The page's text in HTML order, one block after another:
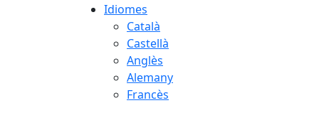
Idiomes
Català
Castellà
Anglès
Alemany
Francès